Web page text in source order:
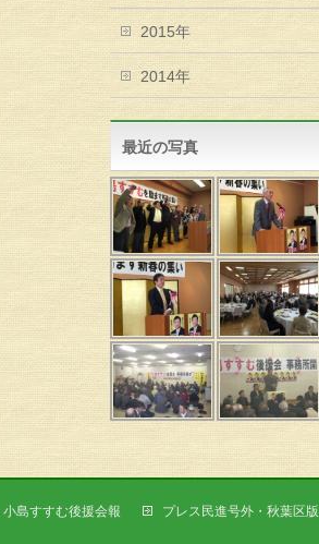
2015年
2014年
最近の写真
小島すすむ後援会報
プレス民進号外・秋葉区版